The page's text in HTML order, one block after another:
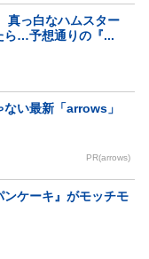
真っ白なハムスター
ら…予想通りの『...
い最新「arrows」
PR(arrows)
ケーキ』がモッチモ